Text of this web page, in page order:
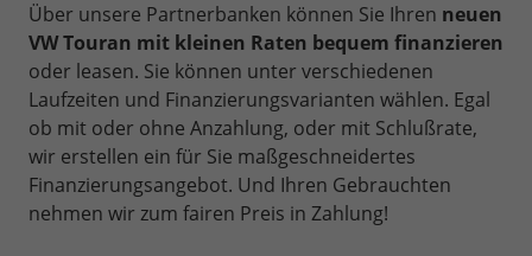
Über unsere Partnerbanken können Sie Ihren neuen
VW Touran mit kleinen Raten bequem finanzieren
oder leasen. Sie können unter verschiedenen
Laufzeiten und Finanzierungsvarianten wählen. Egal
ob mit oder ohne Anzahlung, oder mit Schlußrate,
wir erstellen ein für Sie maßgeschneidertes
Finanzierungsangebot. Und Ihren Gebrauchten
nehmen wir zum fairen Preis in Zahlung!